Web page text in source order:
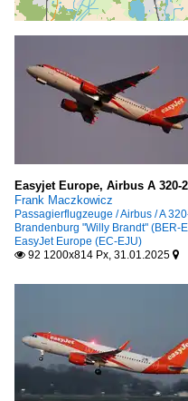
Easyjet Europe, Airbus A 320-
Frank Maczkowicz
Passagierflugzeuge / Airbus / A
Brandenburg "Willy Brandt" (BER-
EasyJet Europe (EC-EJU)
 92 1200x814 Px, 31.01.2025 